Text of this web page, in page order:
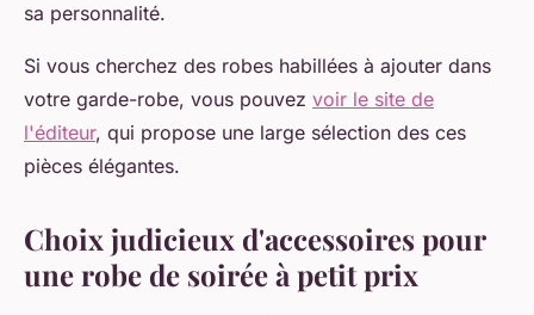
sa personnalité.
Si vous cherchez des robes habillées à ajouter dans
votre garde-robe, vous pouvez voir le site de
l'éditeur, qui propose une large sélection des ces
pièces élégantes.
Choix judicieux d'accessoires pour
une robe de soirée à petit prix